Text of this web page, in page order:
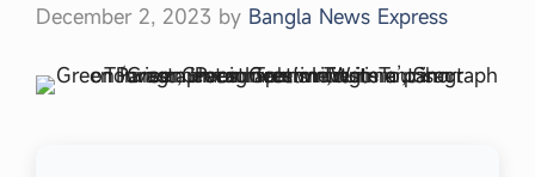
December 2, 2023 by Bangla News Express